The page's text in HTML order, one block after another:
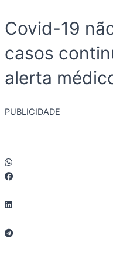
Covid-19
casos
alerta
PUBLICIDADE